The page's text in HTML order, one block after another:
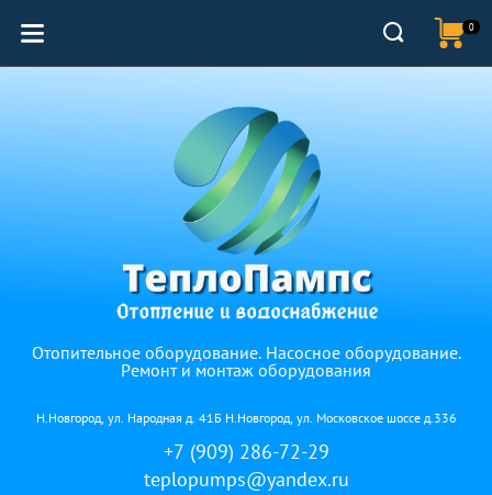
Отопительное оборудование. Насосное оборудование.
Ремонт и монтаж оборудования
Н.Новгород, ул. Народная д. 41Б Н.Новгород, ул. Московское шоссе д.336
+7 (909) 286-72-29
teplopumps@yandex.ru
0